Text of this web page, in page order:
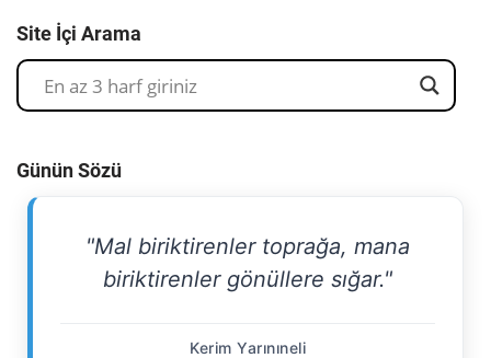
Site İçi Arama
Günün Sözü
"Mal biriktirenler toprağa, mana
biriktirenler gönüllere sığar."
Kerim Yarınıneli